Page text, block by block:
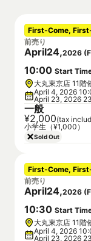
First-Come,
前売り
April24,2026 (
10:00 Start
大丸東京店 11階
April 4, 2026
April 23, 2026
一般
¥2,000(tax
小学生（¥1,000）
Sold Out
First-Come,
前売り
April24,2026 (
10:30 Start
大丸東京店 11階
April 4, 2026
April 23, 2026